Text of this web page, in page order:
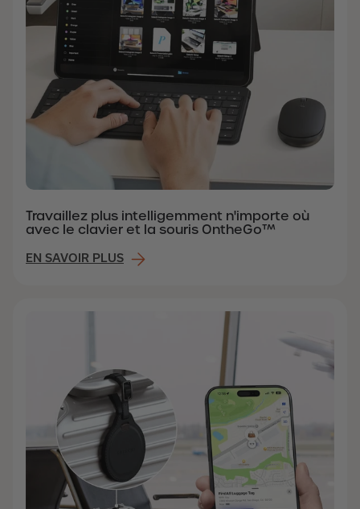
Travaillez plus intelligemment n'importe où
avec le clavier et la souris OntheGo™
EN SAVOIR PLUS